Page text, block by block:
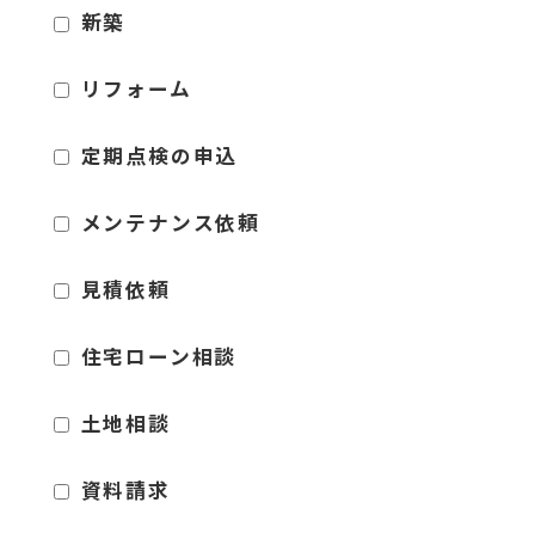
新築
リフォーム
定期点検の申込
メンテナンス依頼
見積依頼
住宅ローン相談
土地相談
資料請求